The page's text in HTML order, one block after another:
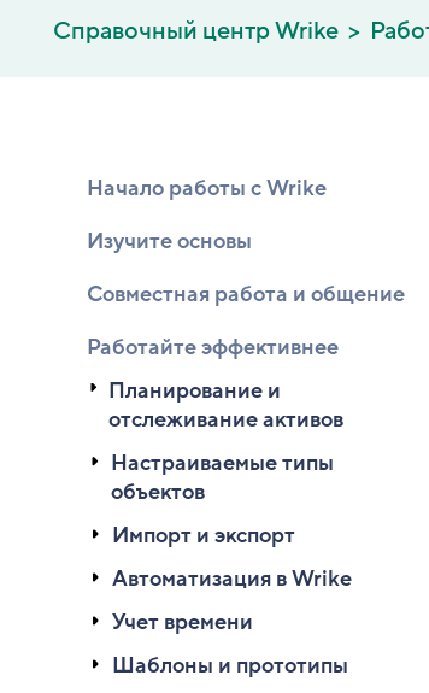
Справочный центр Wrike
Начало работы с Wrike
Изучите основы
Совместная работа и общение
Работайте эффективнее
Планирование и
отслеживание активов
Настраиваемые типы
объектов
Импорт и экспорт
Автоматизация в Wrike
Учет времени
Шаблоны и прототипы